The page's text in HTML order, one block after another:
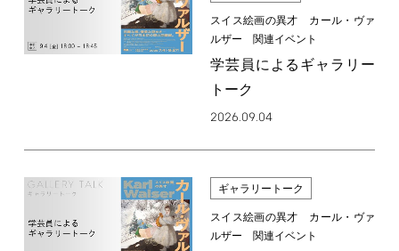
スイス絵画の異才 カール・ヴァ
ルザー 関連イベント
学芸員によるギャラリー
トーク
2026.09.04
ギャラリートーク
スイス絵画の異才 カール・ヴァ
ルザー 関連イベント